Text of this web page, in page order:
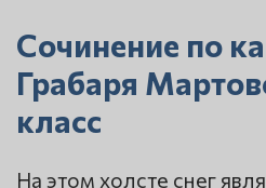
Сочинение по
Грабаря
класс
На этом холсте снег